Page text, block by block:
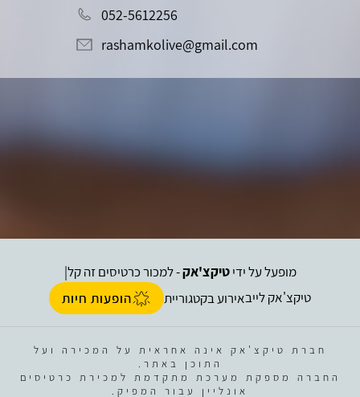
052-5612256
rashamkolive@gmail.com
מופעל על ידיטיקצ'אק- למכור כרטיסים זה קל
טיקצ'אק לייבאירוע בקטגוריית הופעות חיות
חברת טיקצ'אק אינה אחראית על המכירה ועל
התוכן באתר.
החברה מספקת מערכת מתקדמת למכירת כרטיסים
אונליין עבור המפיק.